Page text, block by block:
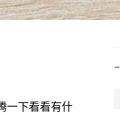
一下看看有什